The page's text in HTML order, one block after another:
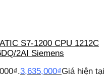
S7-1200 CPU 1212C
2AI Siemens
3,635,000₫Giá hiện tại